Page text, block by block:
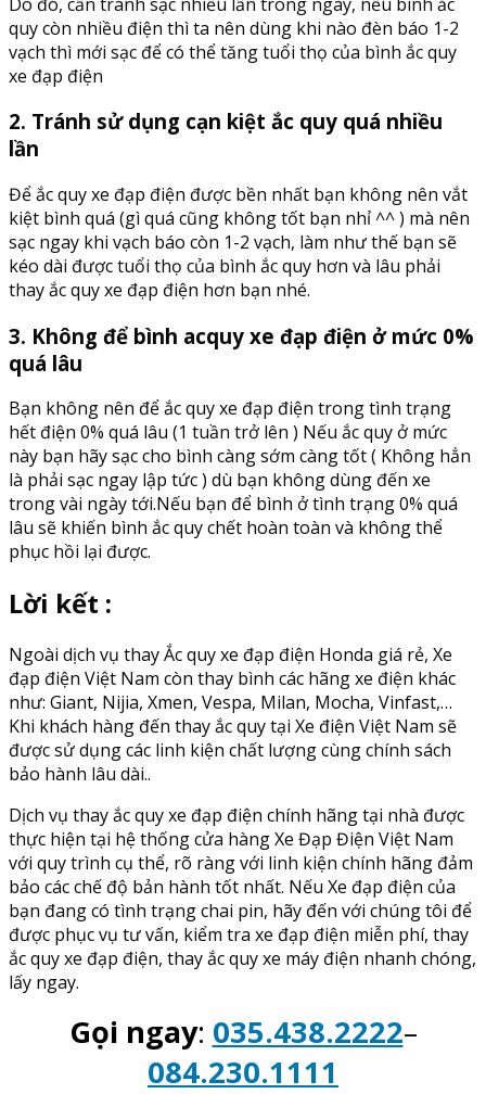
quy còn nhiều điện thì ta nên dùng khi nào đèn báo 1-2
vạch thì mới sạc để có thể tăng tuổi thọ của bình ắc quy
xe đạp điện
2. Tránh sử dụng cạn kiệt ắc quy quá nhiều
lần
Để ắc quy xe đạp điện được bền nhất bạn không nên vắt
kiệt bình quá (gì quá cũng không tốt bạn nhỉ ^^ ) mà nên
sạc ngay khi vạch báo còn 1-2 vạch, làm như thế bạn sẽ
kéo dài được tuổi thọ của bình ắc quy hơn và lâu phải
thay ắc quy xe đạp điện hơn bạn nhé.
3. Không để bình acquy xe đạp điện ở mức 0%
quá lâu
Bạn không nên để ắc quy xe đạp điện trong tình trạng
hết điện 0% quá lâu (1 tuần trở lên ) Nếu ắc quy ở mức
này bạn hãy sạc cho bình càng sớm càng tốt ( Không hẳn
là phải sạc ngay lập tức ) dù bạn không dùng đến xe
trong vài ngày tới.Nếu bạn để bình ở tình trạng 0% quá
lâu sẽ khiến bình ắc quy chết hoàn toàn và không thể
phục hồi lại được.
Lời kết :
Ngoài dịch vụ thay Ắc quy xe đạp điện Honda giá rẻ, Xe
đạp điện Việt Nam còn thay bình các hãng xe điện khác
như: Giant, Nijia, Xmen, Vespa, Milan, Mocha, Vinfast,…
Khi khách hàng đến thay ắc quy tại Xe điện Việt Nam sẽ
được sử dụng các linh kiện chất lượng cùng chính sách
bảo hành lâu dài..
Dịch vụ thay ắc quy xe đạp điện chính hãng tại nhà được
thực hiện tại hệ thống cửa hàng Xe Đạp Điện Việt Nam
với quy trình cụ thể, rõ ràng với linh kiện chính hãng đảm
bảo các chế độ bản hành tốt nhất. Nếu Xe đạp điện của
bạn đang có tình trạng chai pin, hãy đến với chúng tôi để
được phục vụ tư vấn, kiểm tra xe đạp điện miễn phí, thay
ắc quy xe đạp điện, thay ắc quy xe máy điện nhanh chóng,
lấy ngay.
Gọi ngay: 035.438.2222–
084.230.1111